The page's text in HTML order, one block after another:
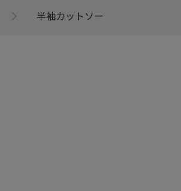
半袖カットソー